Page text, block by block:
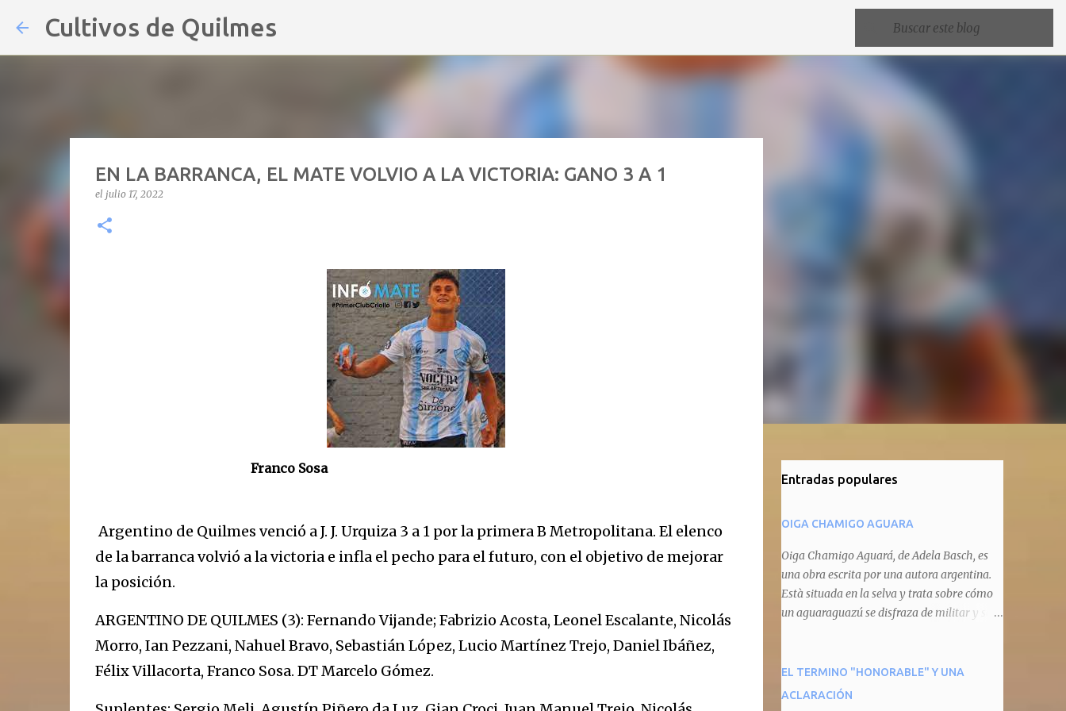
Cultivos de Quilmes
EN LA BARRANCA, EL MATE VOLVIO A LA VICTORIA: GANO 3 A 1
el julio 17, 2022
Franco Sosa
Argentino de Quilmes venció a J. J. Urquiza 3 a 1 por la primera B Metropolitana. El elenco
de la barranca volvió a la victoria e infla el pecho para el futuro, con el objetivo de mejorar
la posición.
ARGENTINO DE QUILMES (3): Fernando Vijande; Fabrizio Acosta, Leonel Escalante, Nicolás
Morro, Ian Pezzani, Nahuel Bravo, Sebastián López, Lucio Martínez Trejo, Daniel Ibáñez,
Félix Villacorta, Franco Sosa. DT Marcelo Gómez.
Entradas populares
OIGA CHAMIGO AGUARA
Oiga Chamigo Aguará, de Adela Basch, es
una obra escrita por una autora argentina.
Està situada en la selva y trata sobre cómo
un aguaraguazú se disfraza de militar y se
animal que pretenda circular por ahí. En
primera instancia aparece Teteu, el tero,
EL TERMINO "HONORABLE" Y UNA
ACLARACIÓN